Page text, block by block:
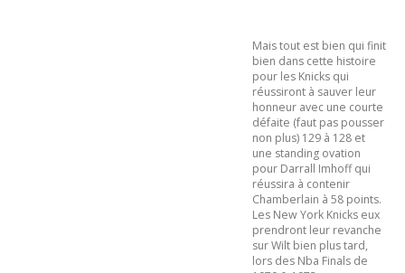
Mais tout est bien qui finit
bien dans cette histoire
pour les Knicks qui
réussiront à sauver leur
honneur avec une courte
défaite (faut pas pousser
non plus) 129 à 128 et
une standing ovation
pour Darrall Imhoff qui
réussira à contenir
Chamberlain à 58 points.
Les New York Knicks eux
prendront leur revanche
sur Wilt bien plus tard,
lors des Nba Finals de